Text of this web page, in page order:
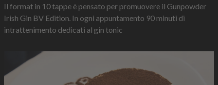
Il format in 10 tappe è pensato per promuovere il Gunpowder
Irish Gin BV Edition. In ogni appuntamento 90 minuti di
intrattenimento dedicati al gin tonic